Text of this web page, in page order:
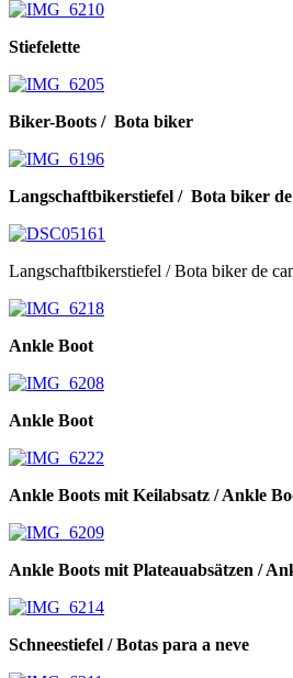
Stiefelette
Biker-Boots / Bota biker
Langschaftbikerstiefel / Bota biker
Langschaftbikerstiefel / Bota biker de
Ankle Boot
Ankle Boot
Ankle Boots mit Keilabsatz / Ankle
Ankle Boots mit Plateauabsätzen /
Schneestiefel / Botas para a neve